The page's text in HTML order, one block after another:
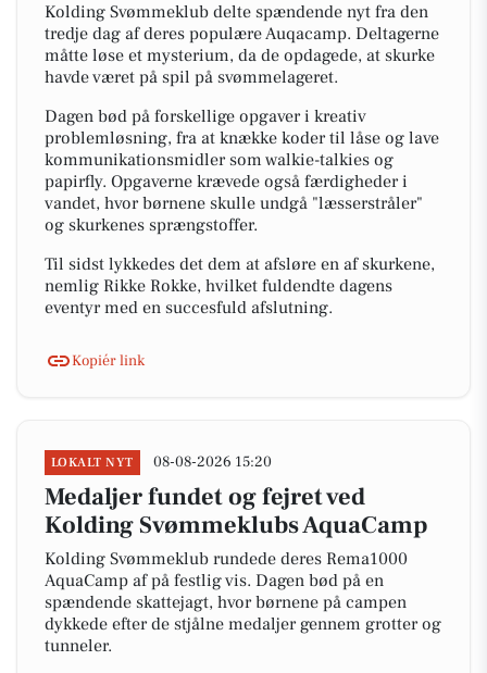
Kolding Svømmeklub delte spændende nyt fra den
tredje dag af deres populære Auqacamp. Deltagerne
måtte løse et mysterium, da de opdagede, at skurke
havde været på spil på svømmelageret.
Dagen bød på forskellige opgaver i kreativ
problemløsning, fra at knække koder til låse og lave
kommunikationsmidler som walkie-talkies og
papirfly. Opgaverne krævede også færdigheder i
vandet, hvor børnene skulle undgå "læsserstråler"
og skurkenes sprængstoffer.
Til sidst lykkedes det dem at afsløre en af skurkene,
nemlig Rikke Rokke, hvilket fuldendte dagens
eventyr med en succesfuld afslutning.
Kopiér link
LOKALT NYT 08-08-2026 15:20
Medaljer fundet og fejret ved
Kolding Svømmeklubs AquaCamp
Kolding Svømmeklub rundede deres Rema1000
AquaCamp af på festlig vis. Dagen bød på en
spændende skattejagt, hvor børnene på campen
dykkede efter de stjålne medaljer gennem grotter og
tunneler.